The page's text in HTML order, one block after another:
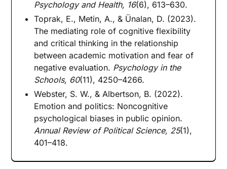
Psychology and Health, 16(6), 613–630.
Toprak, E., Metin, A., & Ünalan, D. (2023).
The mediating role of cognitive flexibility
and critical thinking in the relationship
between academic motivation and fear of
negative evaluation. Psychology in the
Schools, 60(11), 4250–4266.
Webster, S. W., & Albertson, B. (2022).
Emotion and politics: Noncognitive
psychological biases in public opinion.
Annual Review of Political Science, 25(1),
401–418.